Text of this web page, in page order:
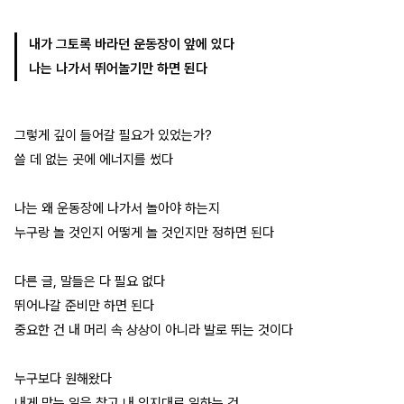
내가 그토록 바라던 운동장이 앞에 있다
나는 나가서 뛰어놀기만 하면 된다
그렇게 깊이 들어갈 필요가 있었는가?
쓸 데 없는 곳에 에너지를 썼다
나는 왜 운동장에 나가서 놀아야 하는지
누구랑 놀 것인지 어떻게 놀 것인지만 정하면 된다
다른 글, 말들은 다 필요 없다
뛰어나갈 준비만 하면 된다
중요한 건 내 머리 속 상상이 아니라 발로 뛰는 것이다
누구보다 원해왔다